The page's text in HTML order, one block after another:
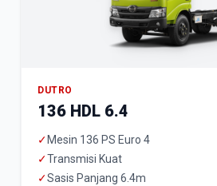
DUTRO
136 HDL 6.4
✓ Mesin 136 PS Euro 4
✓Transmisi Kuat
✓Sasis Panjang 6.4m